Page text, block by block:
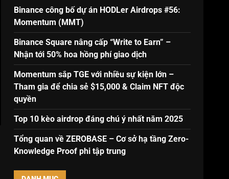
Binance công bố dự án HODLer Airdrops #56:
Momentum (MMT)
Binance Square nâng cấp “Write to Earn” –
Nhận tới 50% hoa hồng phí giao dịch
Momentum sắp TGE với nhiều sự kiện lớn –
Tham gia để chia sẻ $15,000 & Claim NFT độc
quyền
Top 10 kèo airdrop đáng chú ý nhất năm 2025
Tổng quan về ZEROBASE – Cơ sở hạ tầng Zero-
Knowledge Proof phi tập trung